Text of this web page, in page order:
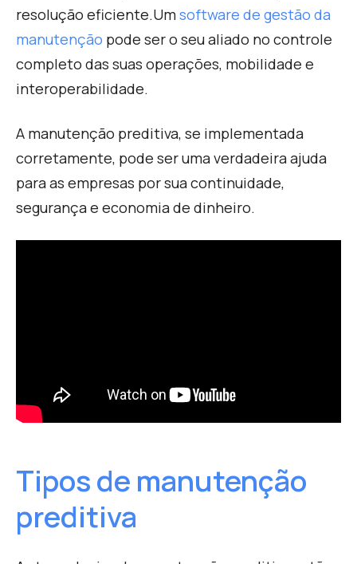
resolução eficiente.Umsoftware de gestão da
manutenção pode ser o seu aliado no controle
completo das suas operações, mobilidade e
interoperabilidade.
A manutenção preditiva, se implementada
corretamente, pode ser uma verdadeira ajuda
para as empresas por sua continuidade,
segurança e economia de dinheiro.
Tipos de manutenção
preditiva